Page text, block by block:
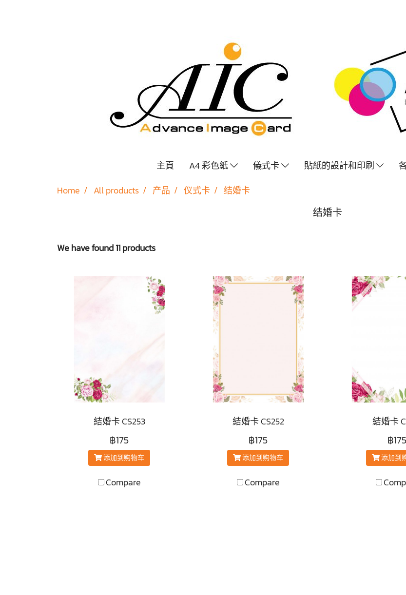
主頁 A4 彩色紙 儀式卡 貼紙的設計和印刷
Home
All products 产品 仪式卡 结婚卡
结婚卡
We have found 11 products
結婚卡 CS253
฿175
添加到购物车
Compare
結婚卡 CS252
฿175
添加到购物车
Compare
結婚卡
฿175
添加到